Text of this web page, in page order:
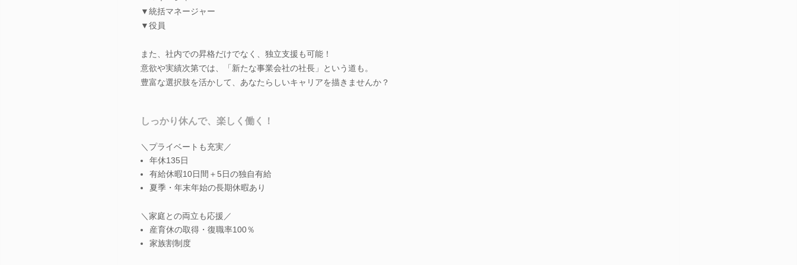
▼統括マネージャー
▼役員
また、社内での昇格だけでなく、独立支援も可能！
意欲や実績次第では、「新たな事業会社の社長」という道も。
豊富な選択肢を活かして、あなたらしいキャリアを描きませんか？
しっかり休んで、楽しく働く！
＼プライベートも充実／
年休135日
有給休暇10日間＋5日の独自有給
夏季・年末年始の長期休暇あり
＼家庭との両立も応援／
産育休の取得・復職率100％
家族割制度